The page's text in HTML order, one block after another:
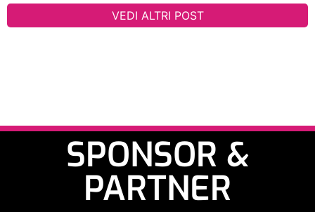
VEDI ALTRI POST
SPONSOR &
PARTNER